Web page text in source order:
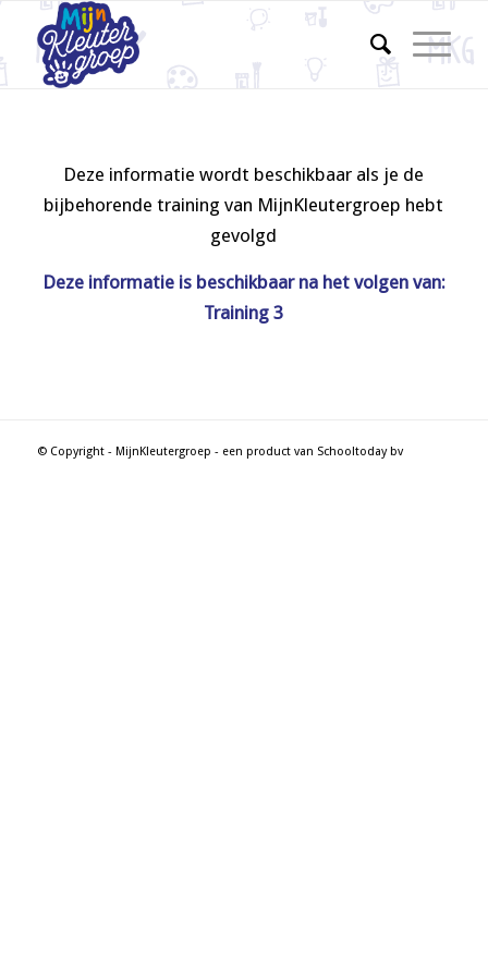
Deze informatie wordt beschikbaar als je de
bijbehorende training van MijnKleutergroep hebt
gevolgd
Deze informatie is beschikbaar na het volgen van:
Training 3
© Copyright - MijnKleutergroep - een product van Schooltoday bv